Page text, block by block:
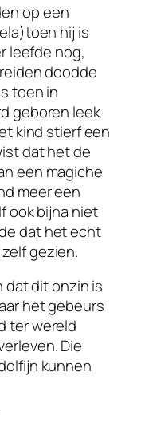
op een
hij is
leefde nog,
doodde
toen in
geboren leek
kind stierf een
dat het de
een magiche
meer een
ook bijna niet
dat het echt
gezien.
dat dit onzin is
het gebeurs
ter wereld
Die
kunnen